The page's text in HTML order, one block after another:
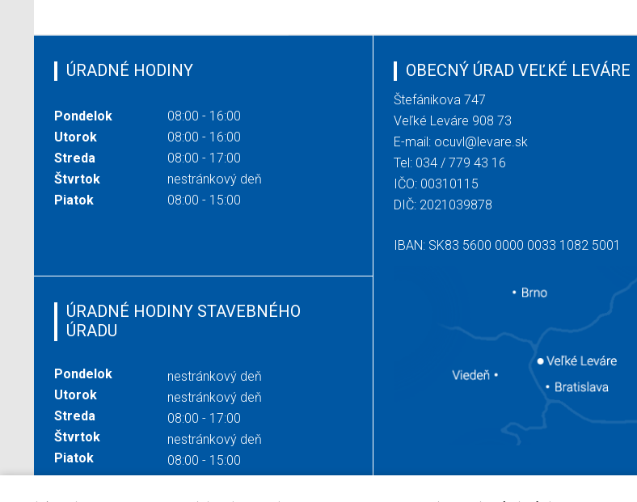
ÚRADNÉ HODINY
Pondelok
08:00 - 16:00
Utorok
08:00 - 16:00
Streda
08:00 - 17:00
Štvrtok
nestránkový deň
Piatok
08:00 - 15:00
ÚRADNÉ HODINY STAVEBNÉHO
ÚRADU
Pondelok
nestránkový deň
Utorok
nestránkový deň
Streda
08:00 - 17:00
Štvrtok
nestránkový deň
Piatok
08:00 - 15:00
OBECNÝ ÚRAD VEĽKÉ LEVÁRE
Štefánikova 747
Veľké Leváre 908 73
E-mail: ocuvl@levare.sk
Tel: 034 / 779 43 16
IČO: 00310115
DIČ: 2021039878
IBAN: SK83 5600 0000 0033 1082 5001